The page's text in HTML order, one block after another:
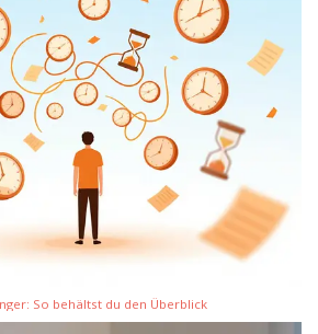
So behältst du den Überblick